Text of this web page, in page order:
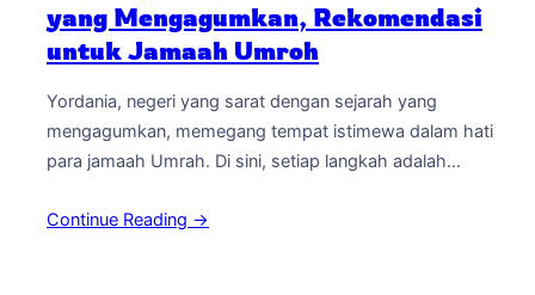
yang Mengagumkan, Rekomendasi
untuk Jamaah Umroh
Yordania, negeri yang sarat dengan sejarah yang
mengagumkan, memegang tempat istimewa dalam hati
para jamaah Umrah. Di sini, setiap langkah adalah
menyelami makna yang mendalam dari agama Islam.
Continue Reading →